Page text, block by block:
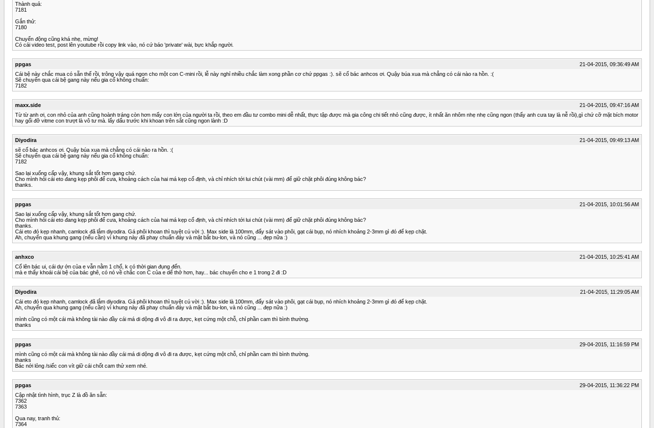
Thành quả:
7181
Gắn thử:
7180
Chuyển động cũng khá nhẹ, mừng!
Có cái video test, post lên youtube rồi copy link vào, nó cứ báo 'private' wài, bực khắp người.
ppgas
21-04-2015, 09:36:49 AM
Cái bệ này chắc mua có sẵn thế rồi, trông vậy quá ngon cho một con C-mini rồi, lễ này nghỉ nhiều chắc làm xong phần cơ chứ ppgas :). sẽ cố bác anhcos ơi. Quậy búa xua mà chẳng có cái nào ra hồn. :(
Sẽ chuyển qua cái bệ gang này nếu gia cố không chuẩn:
7182
maxx.side
21-04-2015, 09:47:16 AM
Từ từ anh ơi, con nhỏ của anh cũng hoành tráng còn hơn mấy con lớn của người ta rồi, theo em đầu tư combo mini dễ nhất, thực tập được mà gia công chi tiết nhỏ cũng được, ít nhất ăn nhôm nhẹ nhẹ cũng ngon (thấy anh cưa tay là nễ rồi),gì chứ cỡ mặt bích motor
hay gối đỡ vitme con trượt là vô tư mà. lấy dấu trước khi khoan trên sắt cũng ngon lành :D
Diyodira
21-04-2015, 09:49:13 AM
sẽ cố bác anhcos ơi. Quậy búa xua mà chẳng có cái nào ra hồn. :(
Sẽ chuyển qua cái bệ gang này nếu gia cố không chuẩn:
7182
Sao lại xuống cấp vậy, khung sắt tốt hơn gang chứ.
Cho mình hỏi cái eto đang kẹp phôi để cưa, khoảng cách của hai má kẹp cố định, và chỉ nhích tới lui chút (vài mm) để giữ chặt phôi đúng không bác?
thanks.
ppgas
21-04-2015, 10:01:56 AM
Sao lại xuống cấp vậy, khung sắt tốt hơn gang chứ.
Cho mình hỏi cái eto đang kẹp phôi để cưa, khoảng cách của hai má kẹp cố định, và chỉ nhích tới lui chút (vài mm) để giữ chặt phôi đúng không bác?
thanks.
Cái eto đó kẹp nhanh, camlock đã lắm diyodira. Gá phôi khoan thì tuyệt cú vời :). Max side là 100mm, đẩy sát vào phôi, gạt cái bụp, nó nhích khoảng 2-3mm gì đó để kẹp chặt.
Ah, chuyển qua khung gang (nếu cần) vì khung này đã phay chuẩn đáy và mặt bắt bu-lon, và nó cũng ... đẹp nữa :)
anhxco
21-04-2015, 10:25:41 AM
Cố lên bác ui, cái dự ớn của e vẫn nằm 1 chổ, k có thời gian đụng đến.
mà e thấy khoái cái bệ của bác ghê, có nó về chắc con C của e dể thở hơn, hay... bác chuyển cho e 1 trong 2 đi :D
Diyodira
21-04-2015, 11:29:05 AM
Cái eto đó kẹp nhanh, camlock đã lắm diyodira. Gá phôi khoan thì tuyệt cú vời :). Max side là 100mm, đẩy sát vào phôi, gạt cái bụp, nó nhích khoảng 2-3mm gì đó để kẹp chặt.
Ah, chuyển qua khung gang (nếu cần) vì khung này đã phay chuẩn đáy và mặt bắt bu-lon, và nó cũng ... đẹp nữa :)
mình cũng có một cái mà không tài nào đầy cái má di dộng đi vô đi ra được, kẹt cứng một chỗ, chỉ phần cam thì bình thường.
thanks
ppgas
29-04-2015, 11:16:59 PM
mình cũng có một cái mà không tài nào đầy cái má di dộng đi vô đi ra được, kẹt cứng một chỗ, chỉ phần cam thì bình thường.
thanks
Bác nới lỏng /siếc con vít giữ cái chốt cam thử xem nhé.
ppgas
29-04-2015, 11:36:22 PM
Cập nhật tình hình, trục Z là đồ ăn sẵn:
7362
7363
Qua nay, tranh thủ:
7364